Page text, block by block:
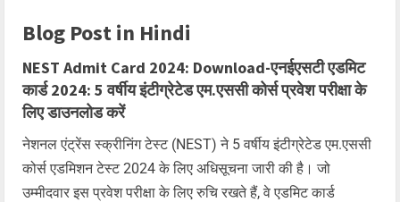
Blog Post in Hindi
NEST Admit Card 2024: Download-एनईएसटी एडमिट
कार्ड 2024: 5 वर्षीय इंटीग्रेटेड एम.एससी कोर्स प्रवेश परीक्षा के
लिए डाउनलोड करें
नेशनल एंट्रेंस स्क्रीनिंग टेस्ट (NEST) ने 5 वर्षीय इंटीग्रेटेड एम.एससी
कोर्स एडमिशन टेस्ट 2024 के लिए अधिसूचना जारी की है। जो
उम्मीदवार इस प्रवेश परीक्षा के लिए रुचि रखते हैं, वे एडमिट कार्ड